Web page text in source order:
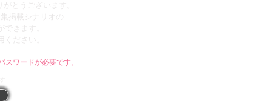
がとうございます。
掲載シナリオの
きます。
ださい。
スワードが必要です。